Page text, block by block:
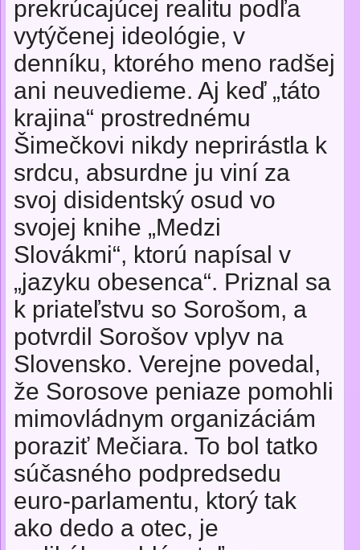
prekrúcajúcej realitu podľa
vytýčenej ideológie, v
denníku, ktorého meno radšej
ani neuvedieme. Aj keď „táto
krajina“ prostrednému
Šimečkovi nikdy neprirástla k
srdcu, absurdne ju viní za
svoj disidentský osud vo
svojej knihe „Medzi
Slovákmi“, ktorú napísal v
„jazyku obesenca“. Priznal sa
k priateľstvu so Sorošom, a
potvrdil Sorošov vplyv na
Slovensko. Verejne povedal,
že Sorosove peniaze pomohli
mimovládnym organizáciám
poraziť Mečiara. To bol tatko
súčasného podpredsedu
euro-parlamentu, ktorý tak
ako dedo a otec, je